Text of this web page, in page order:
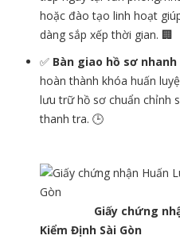
hoặc đào tạo linh hoạt
dàng sắp xếp thời gian. 🏢
✅ Bàn giao hồ sơ nhanh
hoàn thành khóa huấn
lưu trữ hồ sơ chuẩn chỉnh
thanh tra. 🕒
Giấy chứng nhận
Kiểm Định Sài Gòn